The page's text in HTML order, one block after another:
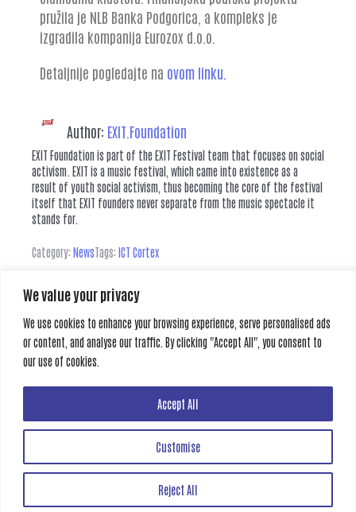
We value your privacy
We use cookies to enhance your browsing experience, serve personalised ads
or content, and analyse our traffic. By clicking "Accept All", you consent to
our use of cookies.
Customise
Reject All
Accept All
pružila je NLB Banka Podgorica, a kompleks je
izgradila kompanija Eurozox d.o.o.
Detaljnije pogledajte na ovom linku.
Author: EXIT.Foundation
EXIT Foundation is part of the EXIT Festival team that focuses on social
activism. EXIT is a music festival, which came into existence as a
result of youth social activism, thus becoming the core of the festival
itself that EXIT founders never separate from the music spectacle it
stands for.
Category: NewsTags: ICT Cortex
Leave a Reply
You must belogged in to post a comment.
Creative Gate
All rights reserved